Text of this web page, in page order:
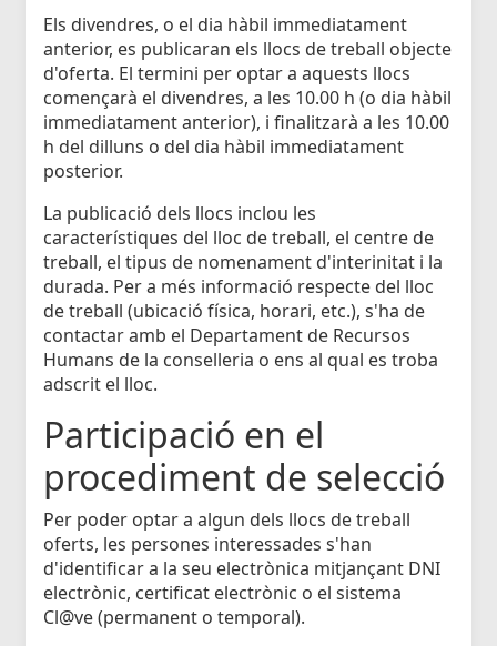
Els divendres, o el dia hàbil immediatament
anterior, es publicaran els llocs de treball objecte
d'oferta. El termini per optar a aquests llocs
començarà el divendres, a les 10.00 h (o dia hàbil
immediatament anterior), i finalitzarà a les 10.00
h del dilluns o del dia hàbil immediatament
posterior.
La publicació dels llocs inclou les
característiques del lloc de treball, el centre de
treball, el tipus de nomenament d'interinitat i la
durada. Per a més informació respecte del lloc
de treball (ubicació física, horari, etc.), s'ha de
contactar amb el Departament de Recursos
Humans de la conselleria o ens al qual es troba
adscrit el lloc.
Participació en el
procediment de selecció
Per poder optar a algun dels llocs de treball
oferts, les persones interessades s'han
d'identificar a la seu electrònica mitjançant DNI
electrònic, certificat electrònic o el sistema
Cl@ve (permanent o temporal).